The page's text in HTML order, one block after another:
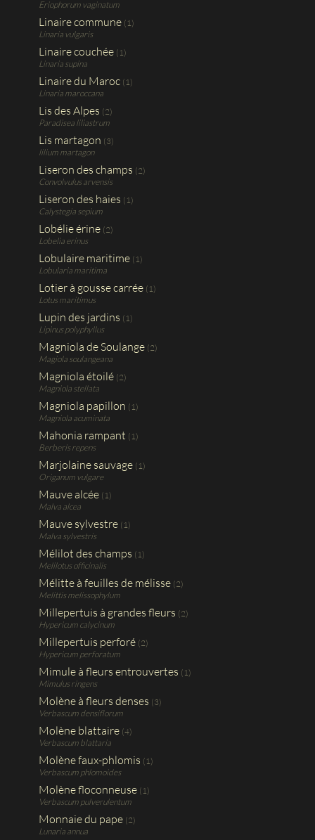
Eriophorum vaginatum
Linaire commune (1)
Linaria vulgaris
Linaire couchée (1)
Linaria supina
Linaire du Maroc (1)
Linaria maroccana
Lis des Alpes (2)
Paradisea liliastrum
Lis martagon (3)
lilium martagon
Liseron des champs (2)
Convolvulus arvensis
Liseron des haies (1)
Calystegia sepium
Lobélie érine (2)
Lobelia erinus
Lobulaire maritime (1)
Lobularia maritima
Lotier à gousse carrée (1)
Lotus maritimus
Lupin des jardins (1)
Lipinus polyphyllus
Magniola de Soulange (2)
Magiola soulangeana
Magniola étoilé (2)
Magniola stellata
Magniola papillon (1)
Magniola acuminata
Mahonia rampant (1)
Berberis repens
Marjolaine sauvage (1)
Origanum vulgare
Mauve alcée (1)
Malva alcea
Mauve sylvestre (1)
Malva sylvestris
Mélilot des champs (1)
Melilotus officinalis
Mélitte à feuilles de mélisse (2)
Melittis melissophylum
Millepertuis à grandes fleurs (2)
Hypericum calycinum
Millepertuis perforé (2)
Hypericum perforatum
Mimule à fleurs entrouvertes (1)
Mimulus ringens
Molène à fleurs denses (3)
Verbascum densiflorum
Molène blattaire (4)
Verbascum blattaria
Molène faux-phlomis (1)
Verbascum phlomoides
Molène floconneuse (1)
Verbascum pulverulentum
Monnaie du pape (2)
Lunaria annua